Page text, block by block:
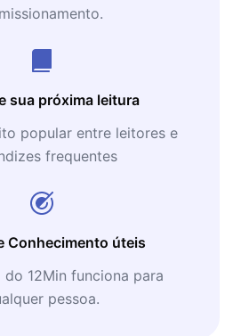
sua próxima leitura
popular entre leitores e
frequentes
Conhecimento úteis
12Min funciona para
pessoa.